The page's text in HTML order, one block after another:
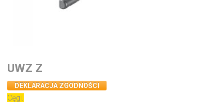
UWZ Z
DEKLARACJA ZGODNOŚCI
Cęgi.